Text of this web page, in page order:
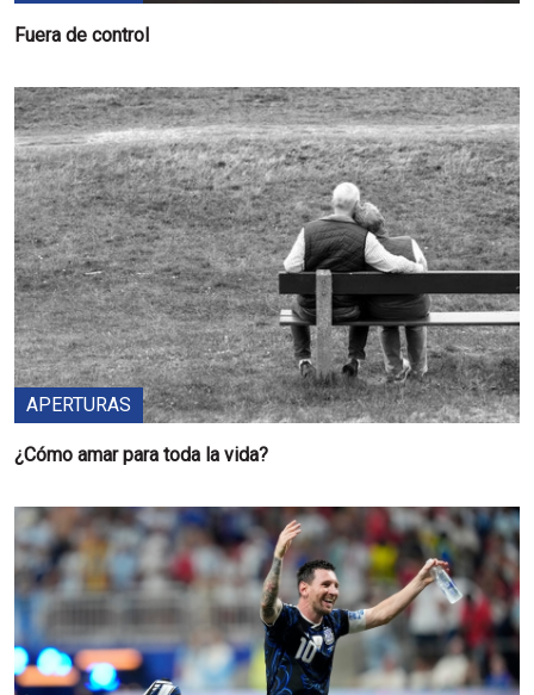
Fuera de control
APERTURAS
¿Cómo amar para toda la vida?